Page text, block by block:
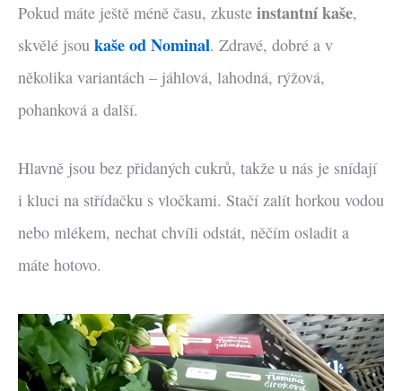
Pokud máte ještě méně času, zkuste instantní kaše,
skvělé jsou kaše od Nominal. Zdravé, dobré a v
několika variantách – jáhlová, lahodná, rýžová,
pohanková a další.
Hlavně jsou bez přidaných cukrů, takže u nás je snídají
i kluci na střídačku s vločkami. Stačí zalít horkou vodou
nebo mlékem, nechat chvíli odstát, něčím osladit a
máte hotovo.